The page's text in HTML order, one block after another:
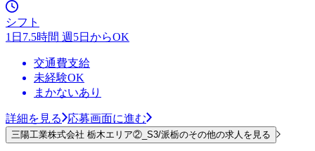
シフト
1日7.5時間 週5日からOK
交通費支給
未経験OK
まかないあり
詳細を見る 応募画面に進む
三陽工業株式会社 栃木エリア②_S3/派栃のその他の求人を見る